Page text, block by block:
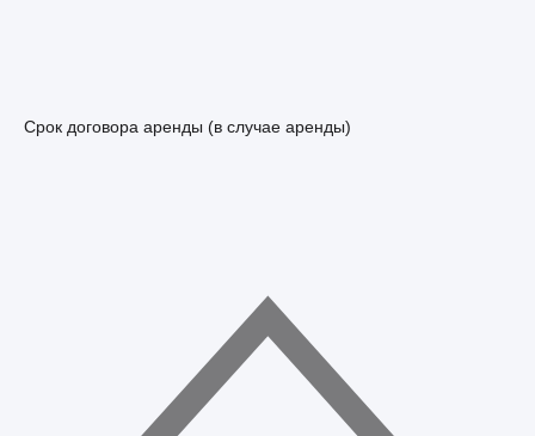
Срок договора аренды (в случае аренды)